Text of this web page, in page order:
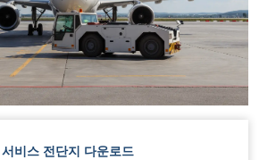
비스 전단지 다운로드